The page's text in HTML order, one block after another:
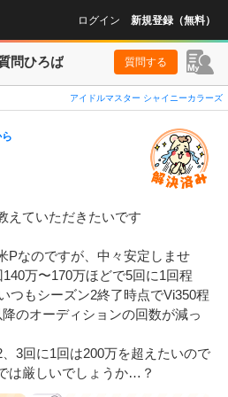
ログイン 新規登録（無料）
問ひろば 質問する
アイドルマスター シャイニーカラーズ
えていただきたいです
Pなのですが、中々安定しませ
万〜170万ほどで5回に1回程
つもシーズン2終了時点でVi350程
のオーディションの回数が減っ
3回に1回は200万を超えたいので
は厳しいでしょうか…？